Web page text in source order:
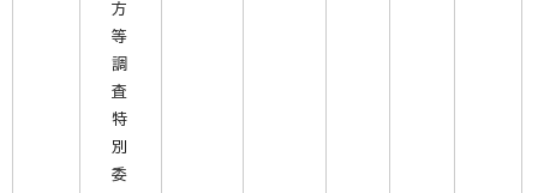
方
等
調
査
特
別
委